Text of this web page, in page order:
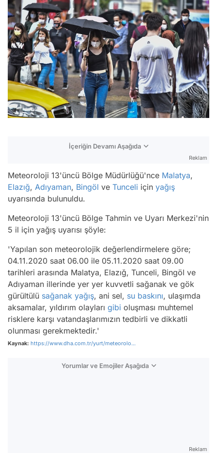
İçeriğin Devamı Aşağıda
Reklam
Meteoroloji 13'üncü Bölge Müdürlüğü'nce Malatya,
Elazığ, Adıyaman, Bingöl ve Tunceli için yağış
uyarısında bulunuldu.
Meteoroloji 13'üncü Bölge Tahmin ve Uyarı Merkezi'nin
5 il için yağış uyarısı şöyle:
'Yapılan son meteorolojik değerlendirmelere göre;
04.11.2020 saat 06.00 ile 05.11.2020 saat 09.00
tarihleri arasında Malatya, Elazığ, Tunceli, Bingöl ve
Adıyaman illerinde yer yer kuvvetli sağanak ve gök
gürültülü sağanak yağış, ani sel, su baskını, ulaşımda
aksamalar, yıldırım olayları gibi oluşması muhtemel
risklere karşı vatandaşlarımızın tedbirli ve dikkatli
olunması gerekmektedir.'
Kaynak: https://www.dha.com.tr/yurt/meteorolo...
Yorumlar ve Emojiler Aşağıda
Reklam